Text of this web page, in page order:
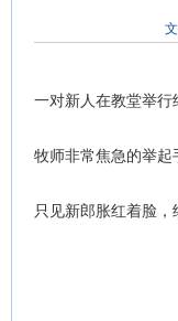
一对新人在教堂举
牧师非常焦急的举
只见新郎胀红着脸，